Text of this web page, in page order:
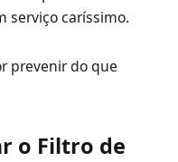
serviço caríssimo.
prevenir do que
o Filtro de